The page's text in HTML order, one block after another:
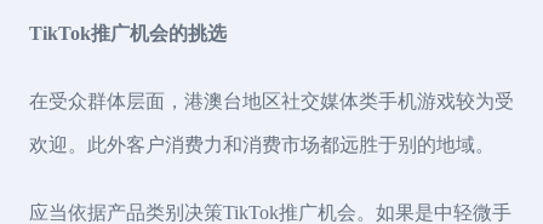
TikTok推广机会的挑选
在受众群体层面，港澳台地区社交媒体类手机游戏较为受
欢迎。此外客户消费力和消费市场都远胜于别的地域。
应当依据产品类别决策TikTok推广机会。如果是中轻微手